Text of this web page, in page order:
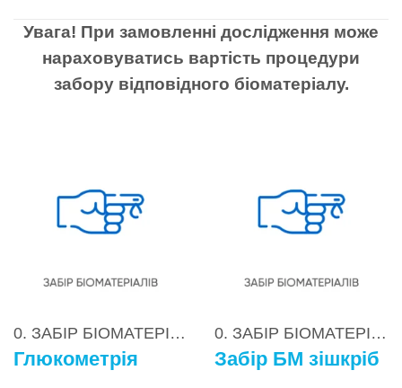
Увага! При замовленні дослідження може
нараховуватись вартість процедури
забору відповідного біоматеріалу.
0. ЗАБІР БІОМАТЕРІАЛІВ
Глюкометрія
0. ЗАБІР БІОМАТЕРІАЛІВ
Забір БМ зішкріб